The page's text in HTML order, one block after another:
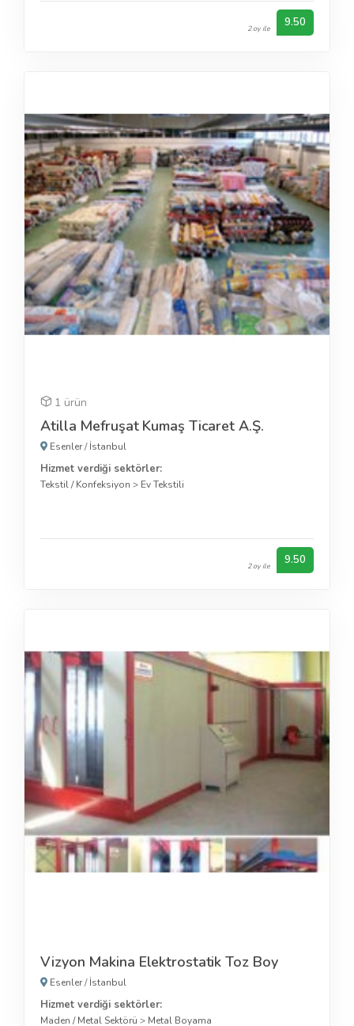
2 oy ile 9.50
1 ürün
Atilla Mefruşat Kumaş Ticaret A.Ş.
Esenler/İstanbul
Hizmet verdiği sektörler:
Tekstil / Konfeksiyon > Ev Tekstili
2 oy ile 9.50
Vizyon Makina Elektrostatik Toz Boy
Esenler/İstanbul
Hizmet verdiği sektörler:
Maden / Metal Sektörü > Metal Boyama